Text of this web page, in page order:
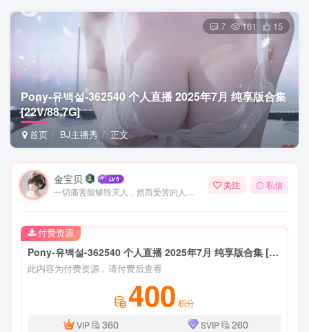
Pony-유백설-362540 个人直播 2025年7月 纯享版合集
[22V/88.7G]
首页 BJ主播秀 正文
7 161 15
金宝贝 关注 私信
Pony-유백설-362540 个人直播 2025年7月 纯享版合集 [22V/88.7G]
此内容为付费资源，请付费后查看
400 积分
VIP
360 SVIP 260
付费资源